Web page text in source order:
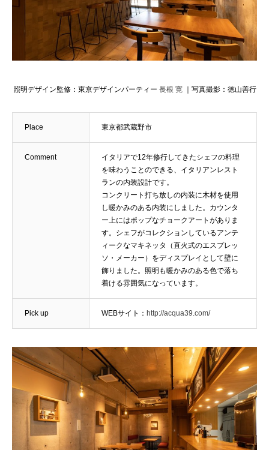
照明デザイン監修：東京デザインパーティー 長根 寛｜写真撮影：徳山善行
Place 東京都武蔵野市
Comment
イタリアで12年修行してきたシェフの料理
を味わうことのできる、イタリアンレスト
ランの内装設計です。
コンクリート打ち放しの内装に木材を使用
し暖かみのある内装にしました。カウンタ
ー上にはポップなチョークアートがありま
す。シェフがコレクションしているアンテ
ィークなマキネッタ（直火式のエスプレッ
ソ・メーカー）をディスプレイとして壁に
飾りました。照明も暖かみのある色で落ち
着ける雰囲気になっています。
Pick up WEBサイト： http://acqua39.com/